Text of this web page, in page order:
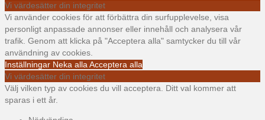
Vi värdesätter din integritet
Vi använder cookies för att förbättra din surfupplevelse, visa
personligt anpassade annonser eller innehåll och analysera vår
trafik. Genom att klicka på "Acceptera alla" samtycker du till vår
användning av cookies.
Inställningar Neka alla Acceptera alla
Vi värdesätter din integritet
Välj vilken typ av cookies du vill acceptera. Ditt val kommer att
sparas i ett år.